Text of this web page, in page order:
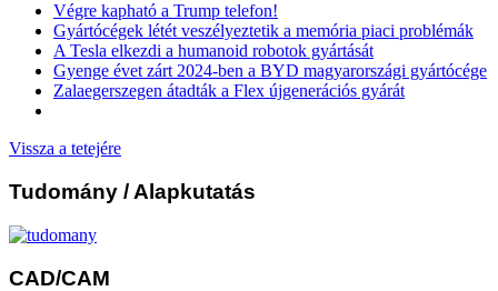
Végre kapható a Trump telefon!
Gyártócégek létét veszélyeztetik a memória piaci problémák
A Tesla elkezdi a humanoid robotok gyártását
Gyenge évet zárt 2024-ben a BYD magyarországi gyártócége
Zalaegerszegen átadták a Flex újgenerációs gyárát
Vissza a tetejére
Tudomány / Alapkutatás
CAD/CAM